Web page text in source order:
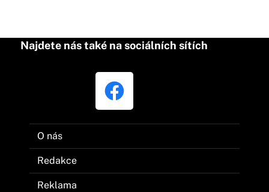
Najdete nás také na sociálních sítích
O nás
Redakce
Reklama